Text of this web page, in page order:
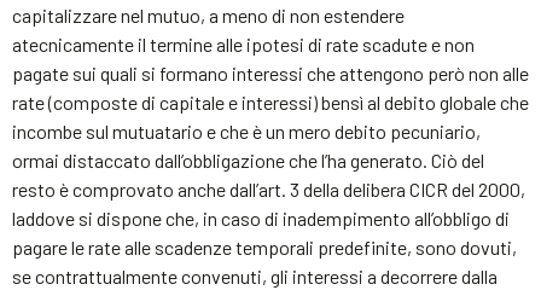
capitalizzare nel mutuo, a meno di non estendere
atecnicamente il termine alle ipotesi di rate scadute e non
pagate sui quali si formano interessi che attengono però non alle
rate (composte di capitale e interessi) bensì al debito globale che
incombe sul mutuatario e che è un mero debito pecuniario,
ormai distaccato dall’obbligazione che l’ha generato. Ciò del
resto è comprovato anche dall’art. 3 della delibera CICR del 2000,
laddove si dispone che, in caso di inadempimento all’obbligo di
pagare le rate alle scadenze temporali predefinite, sono dovuti,
se contrattualmente convenuti, gli interessi a decorrere dalla